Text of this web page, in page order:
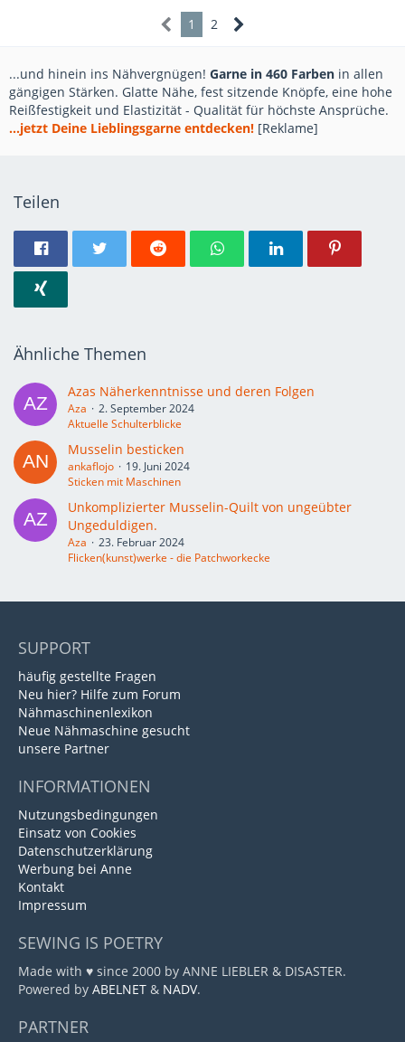
1 2
...und hinein ins Nähvergnügen! Garne in 460 Farben in allen
gängigen Stärken. Glatte Nähe, fest sitzende Knöpfe, eine hohe
Reißfestigkeit und Elastizität - Qualität für höchste Ansprüche.
...jetzt Deine Lieblingsgarne entdecken! [Reklame]
Teilen
Ähnliche Themen
Azas Näherkenntnisse und deren Folgen
Aza
2. September 2024
Aktuelle Schulterblicke
Musselin besticken
ankaflojo
19. Juni 2024
Sticken mit Maschinen
Unkomplizierter Musselin-Quilt von ungeübter
Ungeduldigen.
Aza
23. Februar 2024
Flicken(kunst)werke - die Patchworkecke
SUPPORT
häufig gestellte Fragen
Neu hier? Hilfe zum Forum
Nähmaschinenlexikon
Neue Nähmaschine gesucht
unsere Partner
INFORMATIONEN
Nutzungsbedingungen
Einsatz von Cookies
Datenschutzerklärung
Werbung bei Anne
Kontakt
Impressum
SEWING IS POETRY
Made with ♥ since 2000 by ANNE LIEBLER & DISASTER.
Powered by ABELNET & NADV.
PARTNER